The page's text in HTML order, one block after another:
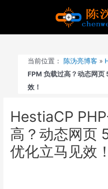
当前位置： 陈沩亮博客 »
FPM 负载过高？动态网
效！
HestiaCP
高？动态网页
优化立马见效！